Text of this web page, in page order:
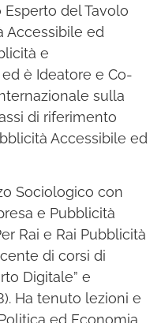
del Tavolo
Accessibile ed
e
è Ideatore e Co-
sulla
di riferimento
Accessibile ed
Sociologico con
e Pubblicità
Rai e Rai Pubblicità
di corsi di
Digitale” e
Ha tenuto lezioni e